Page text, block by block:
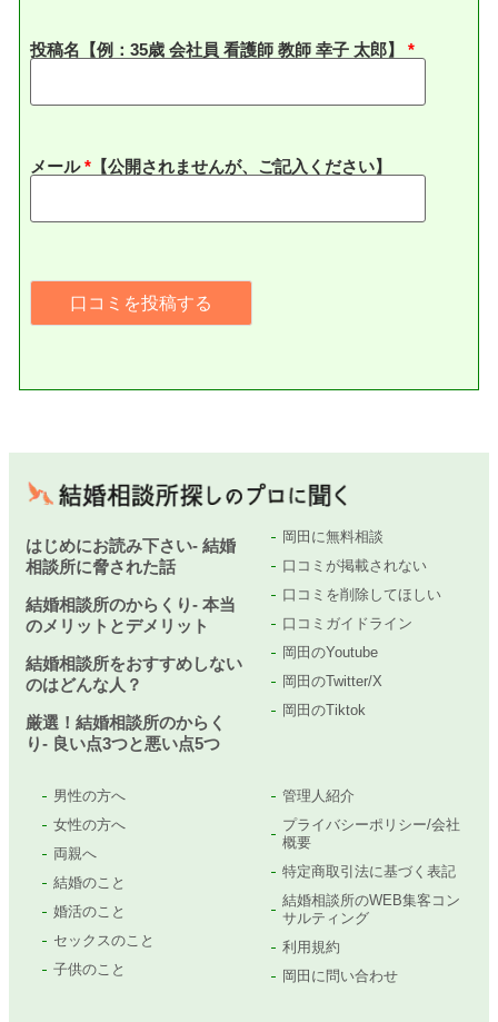
投稿名【例：35歳 会社員 看護師 教師 幸子 太郎】
メール* 【公開されませんが、ご記入ください】
はじめにお読み下さい- 結婚
相談所に脅された話
結婚相談所のからくり- 本当
のメリットとデメリット
結婚相談所をおすすめしない
のはどんな人？
厳選！結婚相談所のからく
り- 良い点3つと悪い点5つ
岡田に無料相談
口コミが掲載されない
口コミを削除してほしい
口コミガイドライン
岡田のYoutube
岡田のTwitter/X
岡田のTiktok
男性の方へ
女性の方へ
両親へ
結婚のこと
婚活のこと
セックスのこと
子供のこと
管理人紹介
プライバシーポリシー/会社
概要
特定商取引法に基づく表記
結婚相談所のWEB集客コン
サルティング
利用規約
岡田に問い合わせ